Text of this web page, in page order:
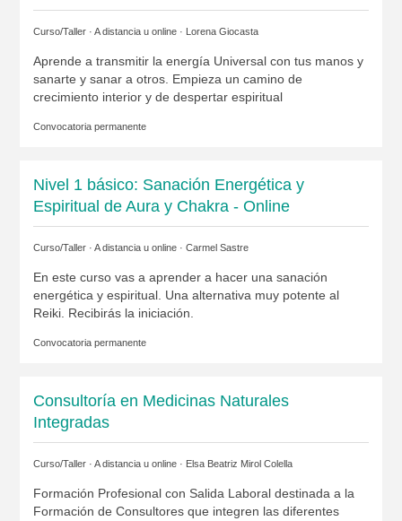
Curso/Taller · A distancia u online · Lorena Giocasta
Aprende a transmitir la energía Universal con tus manos y
sanarte y sanar a otros. Empieza un camino de
crecimiento interior y de despertar espiritual
Convocatoria permanente
Nivel 1 básico: Sanación Energética y
Espiritual de Aura y Chakra - Online
Curso/Taller · A distancia u online · Carmel Sastre
En este curso vas a aprender a hacer una sanación
energética y espiritual. Una alternativa muy potente al
Reiki. Recibirás la iniciación.
Convocatoria permanente
Consultoría en Medicinas Naturales
Integradas
Curso/Taller · A distancia u online · Elsa Beatriz Mirol Colella
Formación Profesional con Salida Laboral destinada a la
Formación de Consultores que integren las diferentes